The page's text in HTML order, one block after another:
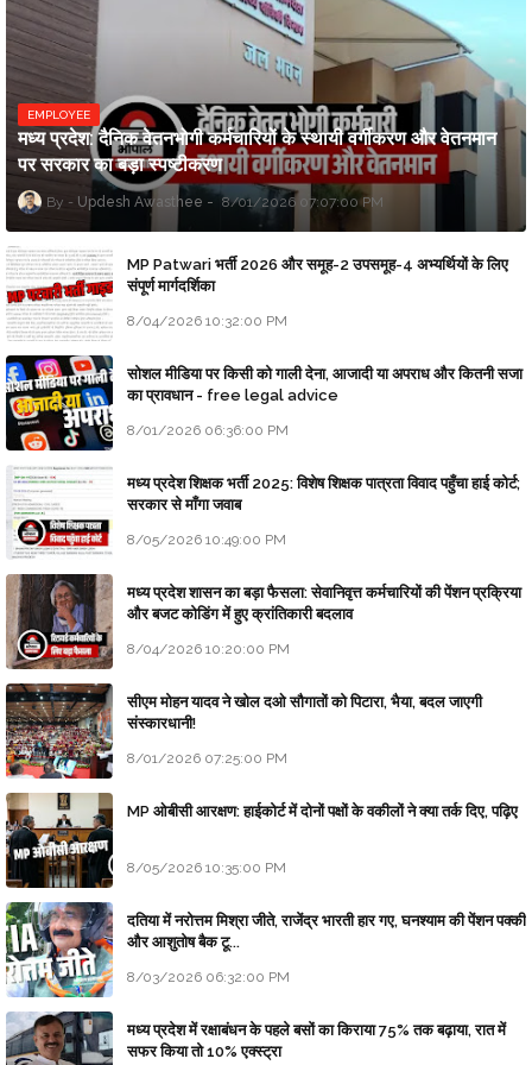
EMPLOYEE
मध्य प्रदेश: दैनिक वेतनभोगी कर्मचारियों के स्थायी वर्गीकरण और वेतनमान
पर सरकार का बड़ा स्पष्टीकरण
Updesh Awasthee 8/01/2026 07:07:00 PM
MP Patwari भर्ती 2026 और समूह-2 उपसमूह-4 अभ्यर्थियों के लिए
संपूर्ण मार्गदर्शिका
8/04/2026 10:32:00 PM
सोशल मीडिया पर किसी को गाली देना, आजादी या अपराध और कितनी सजा
का प्रावधान - free legal advice
8/01/2026 06:36:00 PM
मध्य प्रदेश शिक्षक भर्ती 2025: विशेष शिक्षक पात्रता विवाद पहुँचा हाई कोर्ट;
सरकार से माँगा जवाब
8/05/2026 10:49:00 PM
मध्य प्रदेश शासन का बड़ा फैसला: सेवानिवृत्त कर्मचारियों की पेंशन प्रक्रिया
और बजट कोडिंग में हुए क्रांतिकारी बदलाव
8/04/2026 10:20:00 PM
सीएम मोहन यादव ने खोल दओ सौगातों को पिटारा, भैया, बदल जाएगी
संस्कारधानी!
8/01/2026 07:25:00 PM
MP ओबीसी आरक्षण: हाईकोर्ट में दोनों पक्षों के वकीलों ने क्या तर्क दिए, पढ़िए
8/05/2026 10:35:00 PM
दतिया में नरोत्तम मिश्रा जीते, राजेंद्र भारती हार गए, घनश्याम की पेंशन पक्की
और आशुतोष बैक टू...
8/03/2026 06:32:00 PM
मध्य प्रदेश में रक्षाबंधन के पहले बसों का किराया 75% तक बढ़ाया, रात में
सफर किया तो 10% एक्स्ट्रा